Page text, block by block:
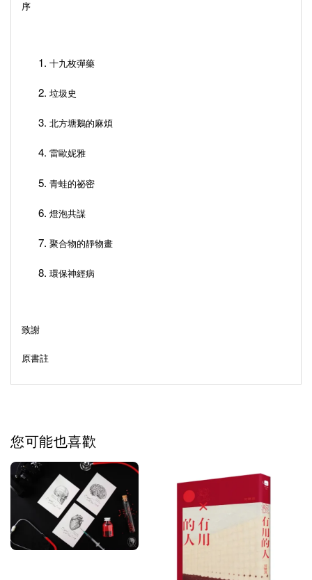
序
十九枚彈藥
垃圾史
北方塘鵝的麻煩
雷歐妮雅
青蛙的祕密
燈泡共謀
聚合物的靜物畫
環保神經病
致謝
原書註
您可能也喜歡